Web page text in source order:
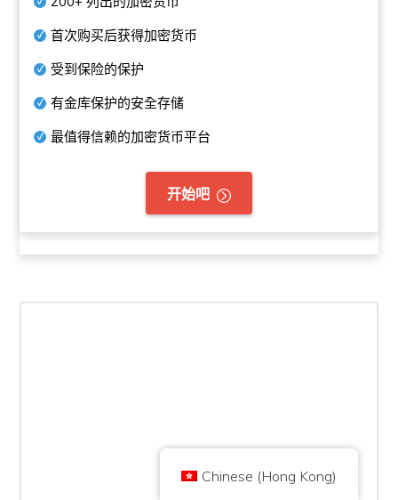
首次购买后获得加密货币
受到保险的保护
有金库保护的安全存储
最值得信赖的加密货币平台
开始吧
公司编号10490224
关于 隐私政策 联系我们
Chinese (Hong Kong)